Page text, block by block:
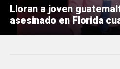
Lloran a joven
asesinado en Florida